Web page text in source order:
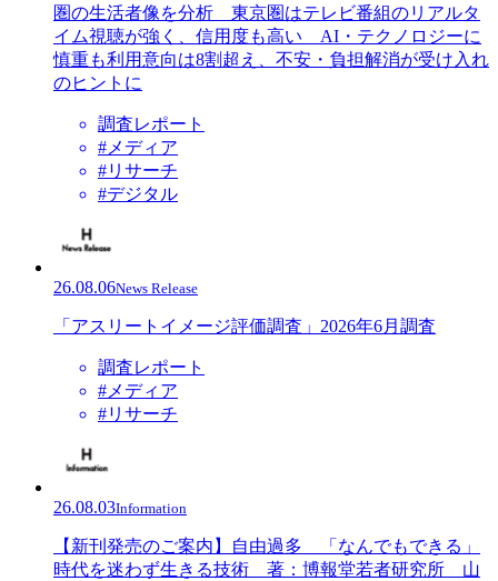
圏の生活者像を分析 東京圏はテレビ番組のリアルタ
イム視聴が強く、信用度も高い AI・テクノロジーに
慎重も利用意向は8割超え、不安・負担解消が受け入れ
のヒントに
調査レポート
#メディア
#リサーチ
#デジタル
26.08.06News Release
「アスリートイメージ評価調査」2026年6月調査
調査レポート
#メディア
#リサーチ
26.08.03Information
【新刊発売のご案内】自由過多 「なんでもできる」
時代を迷わず生きる技術 著：博報堂若者研究所 山